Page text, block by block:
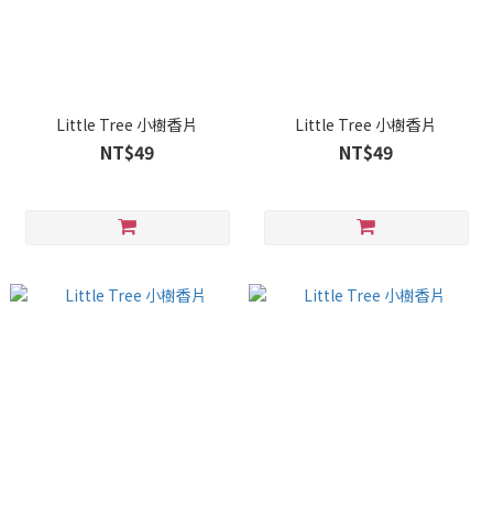
Little Tree 小樹香片
NT$49
Little Tree 小樹香片
NT$49